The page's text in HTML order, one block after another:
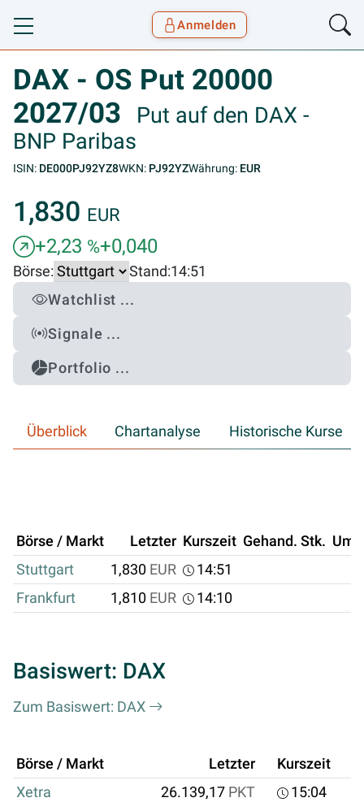
Toggle navigation
Anmelden
DAX - OS Put 20000
2027/03
Put auf den DAX -
BNP Paribas
ISIN: DE000PJ92YZ8WKN: PJ92YZWährung: EUR
1,830 EUR
+2,23 %+0,040
Börse: Stand:14:51
Watchlist ...
Signale ...
Portfolio ...
Überblick Chartanalyse Historische Kurse
Börse / Markt Letzter Kurszeit Gehand. Stk.
Stuttgart
1,830 EUR
14:51
Frankfurt
1,810 EUR 14:10
Basiswert: DAX
Zum Basiswert: DAX
Börse / Markt Letzter
Kurszeit
Xetra
26.139,17 PKT
15:04